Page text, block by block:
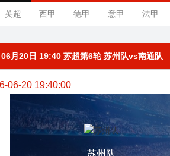
英超 西甲 德甲 意甲 法甲
06月20日 19:40 苏超第6轮 苏州队vs南通队
06-20 19:40:00
苏州队